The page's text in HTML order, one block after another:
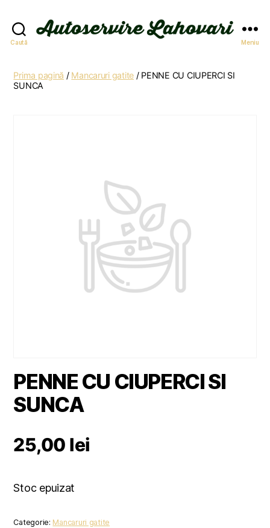
Caută Meniu
Prima pagină / Mancaruri gatite / PENNE CU CIUPERCI SI
SUNCA
PENNE CU CIUPERCI SI
SUNCA
25,00 lei
Stoc epuizat
Categorie: Mancaruri gatite